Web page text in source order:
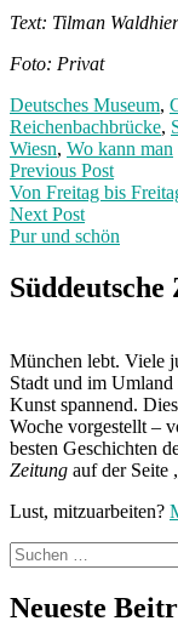
Text: Tilman Waldhier
Foto: Privat
Deutsches Museum,
Reichenbachbrücke,
Wiesn, Wo kann man
Post
navigation
Previous PostPrevious
post:
Von Freitag bis
Next Post
Pur und schön
Post:
Süddeutsche
München lebt. Viele
Stadt und im
Kunst spannend.
Woche vorgestellt –
besten Geschichten
Zeitung auf der Seite
Lust, mitzuarbeiten?
Suchen
nach:
Neueste